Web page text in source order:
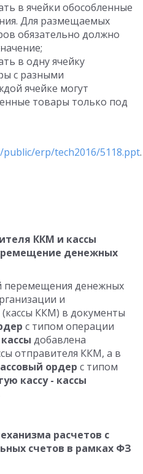
в ячейки обособленные
Для размещаемых
обязательно должно
в одну ячейку
с разными
ячейке могут
товары только под
erp/tech2016/5118.ppt.
ККМ и кассы
денежных
перемещения денежных
и
ККМ) в документы
с типом операции
добавлена
отправителя ККМ, а в
ордер с типом
кассу - кассы
расчетов с
счетов в рамках ФЗ